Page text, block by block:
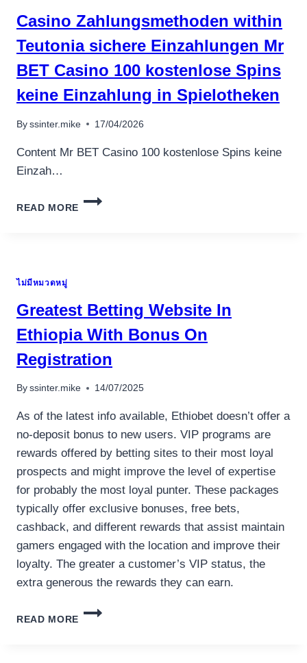
OVERALL
MESSAGE
OF
ONLINE
GAME
Casino Zahlungsmethoden within
Teutonia sichere Einzahlungen Mr
BET Casino 100 kostenlose Spins
keine Einzahlung in Spielotheken
By ssinter.mike 17/04/2026
Content Mr BET Casino 100 kostenlose Spins keine
Einzah…
READ MORE
CASINO
CASINO
100
KOSTENLOSE
SPINS
KEINE
EINZAHLUNG
SPIELOTHEKEN
ไม่มีหมวดหมู่
Greatest Betting Website In
Ethiopia With Bonus On
Registration
By ssinter.mike 14/07/2025
As of the latest info available, Ethiobet doesn’t offer a
no-deposit bonus to new users. VIP programs are
rewards offered by betting sites to their most loyal
prospects and might improve the level of expertise
for probably the most loyal punter. These packages
typically offer exclusive bonuses, free bets,
cashback, and different rewards that assist maintain
gamers engaged with the location and improve their
loyalty. The greater a customer’s VIP status, the
extra generous the rewards they can earn.
READ MORE
GREATEST